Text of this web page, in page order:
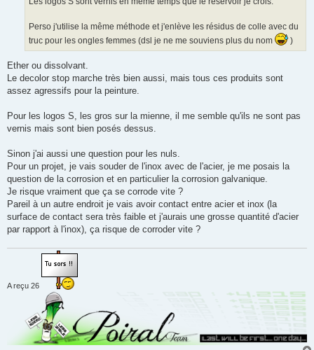
Perso j'utilise la même méthode et j'enlève les résidus de colle avec du
truc pour les ongles femmes (dsl je ne me souviens plus du nom
)
Ether ou dissolvant.
Le decolor stop marche très bien aussi, mais tous ces produits sont
assez agressifs pour la peinture.
Pour les logos S, les gros sur la mienne, il me semble qu'ils ne sont pas
vernis mais sont bien posés dessus.
Sinon j'ai aussi une question pour les nuls.
Pour un projet, je vais souder de l'inox avec de l'acier, je me posais la
question de la corrosion et en particulier la corrosion galvanique.
Je risque vraiment que ça se corrode vite ?
Pareil à un autre endroit je vais avoir contact entre acier et inox (la
surface de contact sera très faible et j'aurais une grosse quantité d'acier
par rapport à l'inox), ça risque de corroder vite ?
A reçu 26